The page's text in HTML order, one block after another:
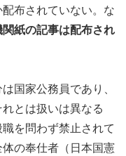
布されていない。な
紙の記事は配布され
国家公務員であり、
とは扱いは異なる
を問わず禁止されて
の奉仕者（日本国憲